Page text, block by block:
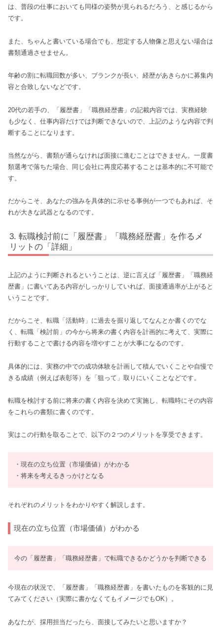
は、普段の仕事においても同様の姿勢が見られるだろう、と感じるから
です。
また、ちゃんと書いている場合でも、想定する人物像と思えない場合は
書類通過させません。
年齢の割に転職回数が多い、ブランクが長い、経歴があきらかに募集内
容と合致しないなどです。
20代の若手の、「履歴書」「職務経歴書」の記載内容では、実務経験
も少なく、仕事内容だけでは判断できないので、上記のような内容で判
断することになります。
当然ながら、書類が通らなければ面接に進むことはできません。一度書
類選考で落ちた場合、同じ会社に再度応募することは基本的に不可能で
す。
だからこそ、あなたの強みを具体的に示せる事例が一つでもあれば、そ
れが大きな武器となるのです。
転職検討前に「履歴書」「職務経歴書」を作るメ
リットの「詳細」
上記のように判断されるということは、逆に言えば「履歴書」「職務経
歴書」に書いてある内容がしっかりしていれば、面接通過率が上がると
いうことです。
だからこそ、転職「活動時」に過去を掘り返してなんとか書くのでな
く、転職「検討前」の今から将来の書く内容を計画的に考えて、実際に
行動することで書ける内容を増やすことが大事になるのです。
具体的には、実務の中での成功体験を計画して積んでいくことや自慢で
きる成績（例えば表彰等）を「狙って」取りにいくことなどです。
転職を検討する前に将来の書く内容を決めて実施し、転職時にその内容
をこれらの書類に書くのです。
実はこの行動を取ることで、以下の２つのメリットを享受できます。
・現在の立ち位置（市場価値）がわかる
・将来を考えるきっかけとなる
それぞれのメリットをわかりやすく解説します。
現在の立ち位置（市場価値）がわかる
今の「履歴書」「職務経歴書」で転職できるかどうかを判断できる
今現在の状況で、「履歴書」「職務経歴書」を書いたものを客観的に見
てみてください（実際に書かなくてもイメージでもOK）。
あなたが、採用担当だったら、面接してみたいと思いますか？